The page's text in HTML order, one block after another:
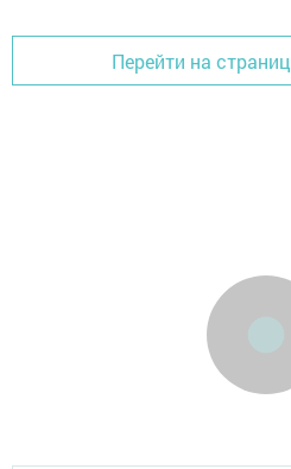
Перейти на